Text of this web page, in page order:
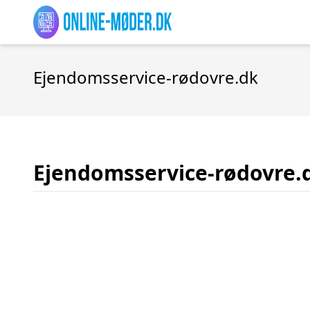
Ejendomsservice-rødovre.dk
Ejendomsservice-